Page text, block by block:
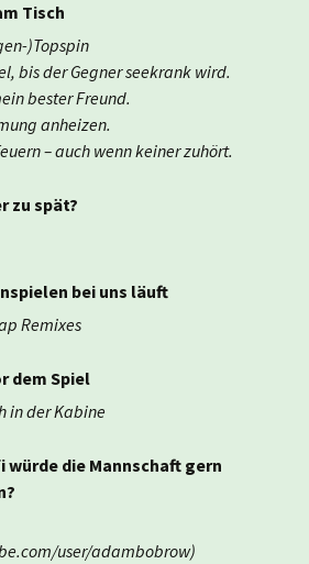
Tisch
)Topspin
bis der Gegner seekrank wird.
bester Freund.
anheizen.
– auch wenn keiner zuhört.
zu spät?
bei uns läuft
Remixes
dem Spiel
in der Kabine
die Mannschaft gern
user/adambobrow)